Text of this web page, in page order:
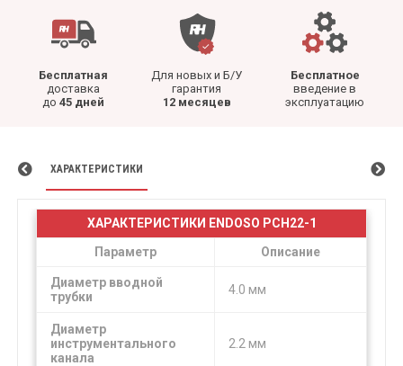
Бесплатная
доставка
до 45 дней
Для новых и Б/У
гарантия
12 месяцев
Бесплатное
введение в
эксплуатацию
ХАРАКТЕРИСТИКИ
ХАРАКТЕРИСТИКИ ENDOSO PCH22-1
Параметр
Описание
Диаметр вводной
трубки
4.0 мм
Диаметр
инструментального
канала
2.2 мм